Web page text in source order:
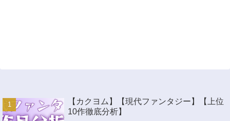
【カクヨム】【現代ファンタジー】【上位
10作徹底分析】